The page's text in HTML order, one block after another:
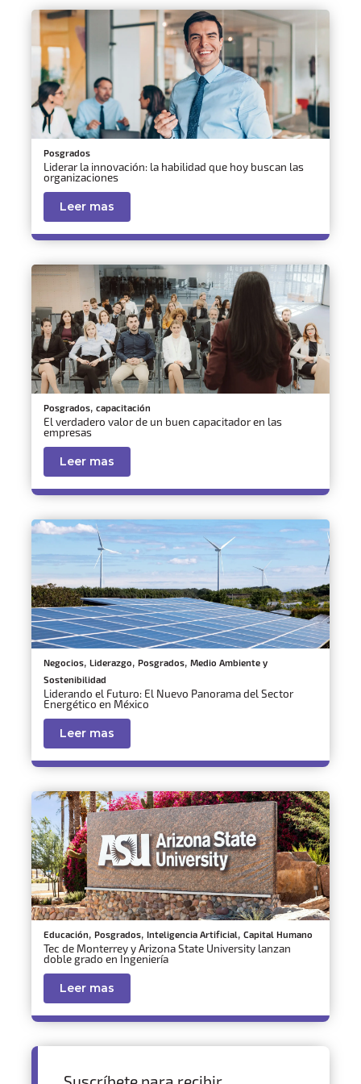
Posgrados
Liderar la innovación: la habilidad que hoy buscan las
organizaciones
Leer mas
Posgrados, capacitación
El verdadero valor de un buen capacitador en las
empresas
Leer mas
Negocios, Liderazgo, Posgrados, Medio Ambiente y
Sostenibilidad
Liderando el Futuro: El Nuevo Panorama del Sector
Energético en México
Leer mas
Educación, Posgrados, Inteligencia Artificial, Capital Humano
Tec de Monterrey y Arizona State University lanzan
doble grado en Ingeniería
Leer mas